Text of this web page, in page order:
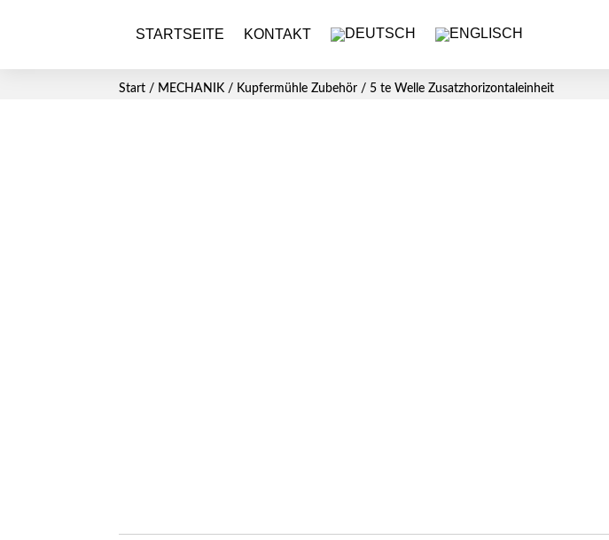
STARTSEITE KONTAKT
Start / MECHANIK / Kupfermühle Zubehör / 5 te Welle Zusatzhorizontaleinheit